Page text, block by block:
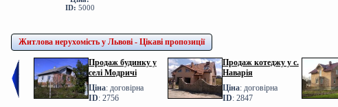
ID: 5000
Житлова нерухомість у Львові - Цікаві пропозиції
Продаж будинку у
селі Модричі
Ціна: договірна
ID: 2756
Продаж котеджу у с.
Наварія
Ціна: договірна
ID: 2847